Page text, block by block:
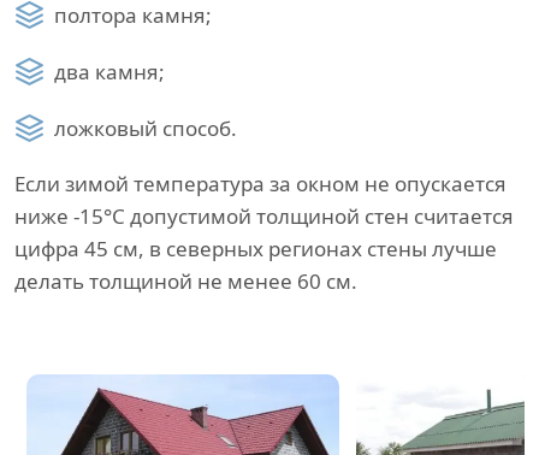
полтора камня;
два камня;
ложковый способ.
Если зимой температура за окном не опускается
ниже -15°C допустимой толщиной стен считается
цифра 45 см, в северных регионах стены лучше
делать толщиной не менее 60 см.